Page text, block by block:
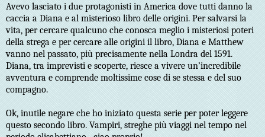
Avevo lasciato i due protagonisti in America dove tutti danno la
caccia a Diana e al misterioso libro delle origini. Per salvarsi la
vita, per cercare qualcuno che conosca meglio i misteriosi poteri
della strega e per cercare alle origini il libro, Diana e Matthew
vanno nel passato, più precisamente nella Londra del 1591.
Diana, tra imprevisti e scoperte, riesce a vivere un’incredibile
avventura e comprende moltissime cose di se stessa e del suo
compagno.
Ok, inutile negare che ho iniziato questa serie per poter leggere
questo secondo libro. Vampiri, streghe più viaggi nel tempo nel